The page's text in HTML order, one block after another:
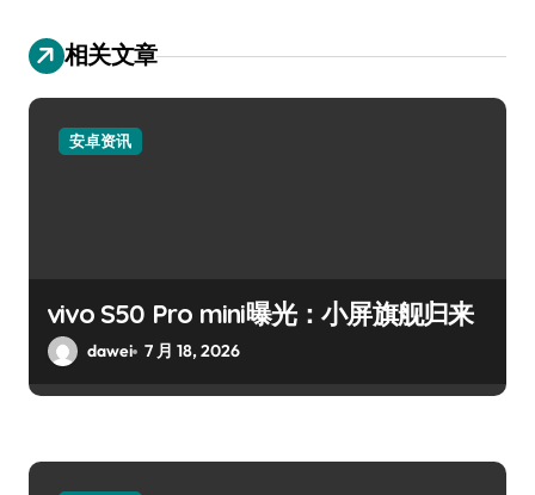
相关文章
安卓资讯
vivo S50 Pro mini曝光：小屏旗舰归来
dawei 7 月 18, 2026